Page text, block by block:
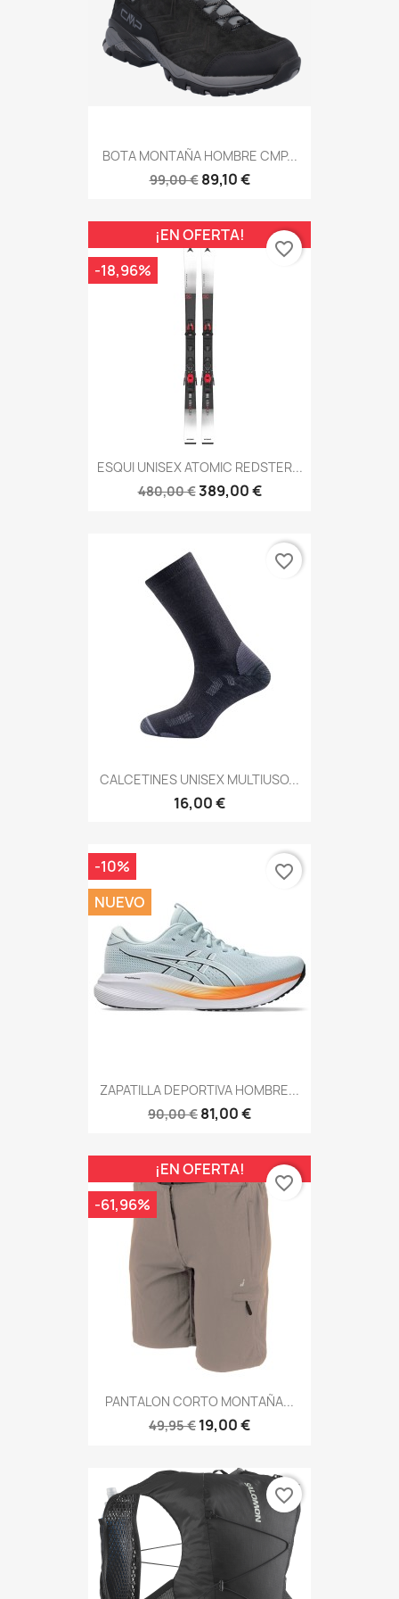
BOTA MONTAÑA HOMBRE CMP...
99,00 € 89,10 €
ESQUI UNISEX ATOMIC REDSTER...
480,00 €389,00 €
¡EN OFERTA!
-18,96%
favorite_border
CALCETINES UNISEX MULTIUSO...
16,00 €
favorite_border
ZAPATILLA DEPORTIVA HOMBRE...
90,00 € 81,00 €
-10%
NUEVO
favorite_border
PANTALON CORTO MONTAÑA...
49,95 € 19,00 €
¡EN OFERTA!
-61,96%
favorite_border
favorite_border